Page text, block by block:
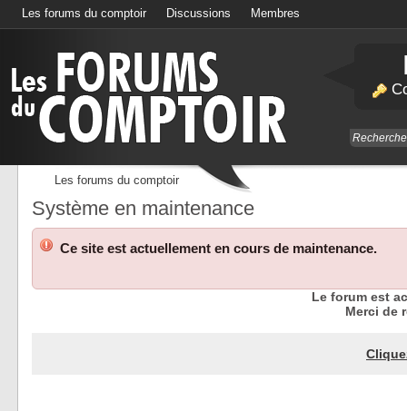
Les forums du comptoir Discussions Membres
Les forums du comptoir
Système en maintenance
Ce site est actuellement en cours de maintenance.
Le forum est
Merci de